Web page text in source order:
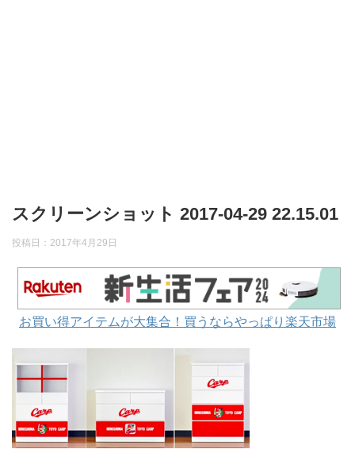
スクリーンショット 2017-04-29 22.15.01
投稿日： 2017年4月29日
お買い得アイテムが大集合！買うならやっぱり楽天市場